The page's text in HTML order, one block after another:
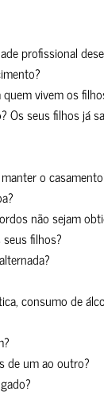
profissional
vivem os
Os seus filhos já
o
não sejam
filhos?
consumo de
de um ao outro?